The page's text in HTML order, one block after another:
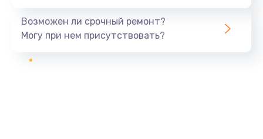
Возможен ли срочный ремонт?
Могу при нем присутствовать?